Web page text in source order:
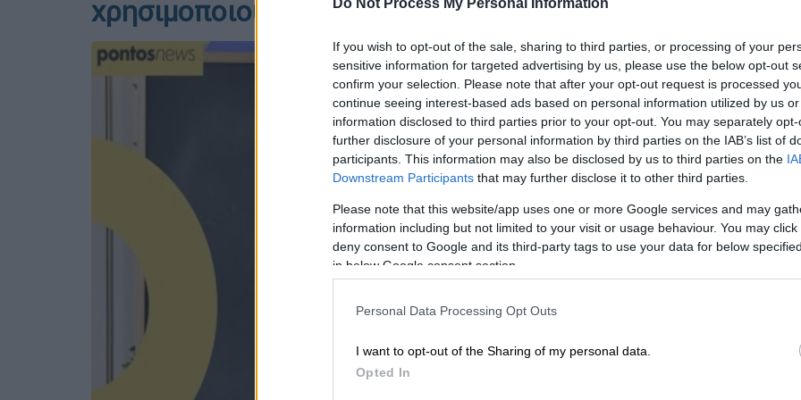
If you wish to opt-out of the sale, sharing to third parties, or processing of your
sensitive information for targeted advertising by us, please use the below opt-out
confirm your selection. Please note that after your opt-out request is processed
continue seeing interest-based ads based on personal information utilized by us
information disclosed to third parties prior to your opt-out. You may separately
further disclosure of your personal information by third parties on the IAB’s list of
participants. This information may also be disclosed by us to third parties on the
Downstream Participants that may further disclose it to other third parties.
Please note that this website/app uses one or more Google services and may
information including but not limited to your visit or usage behaviour. You may
deny consent to Google and its third-party tags to use your data for below
in below Google consent section.
Personal Data Processing Opt Outs
I want to opt-out of the Sharing of my personal data.
Opted In
χρησιμοποιούσαν τη «σάγκα»